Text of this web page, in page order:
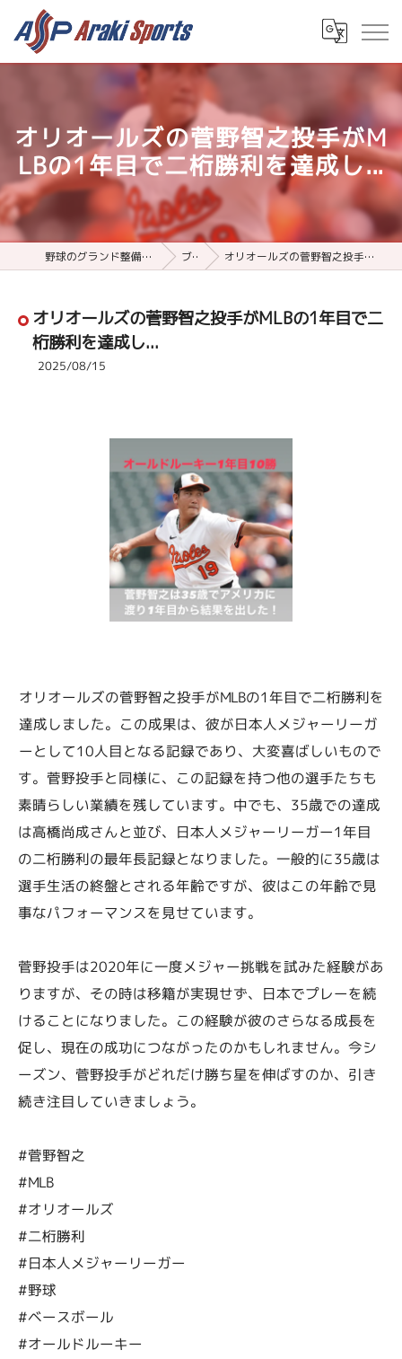
オリオールズの菅野智之投手がM
LBの1年目で二桁勝利を達成し...
野球のグランド整備用品ならアラキスポーツ ブログ オリオールズの菅野智之投手がMLBの1年目で二桁勝利を達成し...
オリオールズの菅野智之投手がMLBの1年目で二
桁勝利を達成し...
2025/08/15
オリオールズの菅野智之投手がMLBの1年目で二桁勝利を
達成しました。この成果は、彼が日本人メジャーリーガ
ーとして10人目となる記録であり、大変喜ばしいもので
す。菅野投手と同様に、この記録を持つ他の選手たちも
素晴らしい業績を残しています。中でも、35歳での達成
は高橋尚成さんと並び、日本人メジャーリーガー1年目
の二桁勝利の最年長記録となりました。一般的に35歳は
選手生活の終盤とされる年齢ですが、彼はこの年齢で見
事なパフォーマンスを見せています。
菅野投手は2020年に一度メジャー挑戦を試みた経験があ
りますが、その時は移籍が実現せず、日本でプレーを続
けることになりました。この経験が彼のさらなる成長を
促し、現在の成功につながったのかもしれません。今シ
ーズン、菅野投手がどれだけ勝ち星を伸ばすのか、引き
続き注目していきましょう。
#菅野智之
#MLB
#オリオールズ
#二桁勝利
#日本人メジャーリーガー
#野球
#ベースボール
#オールドルーキー